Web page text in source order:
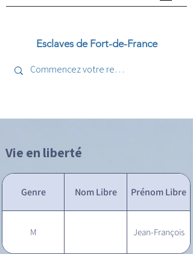
Esclaves de Fort-de-France
Vie en liberté
Genre Nom Libre Prénom Libre
M Jean-François